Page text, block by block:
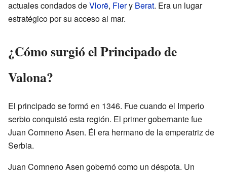
actuales condados deVlorë, Fiery Berat. Era un lugar
estratégico por su acceso al mar.
¿Cómo surgió el Principado de
Valona?
El principado se formó en 1346. Fue cuando el Imperio
serbio conquistó esta región. El primer gobernante fue
Juan Comneno Asen. Él era hermano de la emperatriz de
Serbia.
Juan Comneno Asen gobernó como un déspota. Un